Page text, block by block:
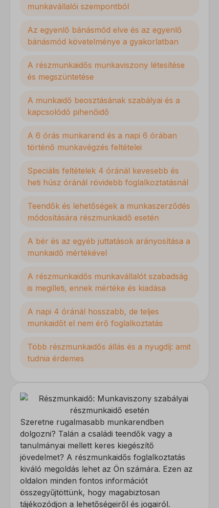
munkavállalói szempontból
Az egyenlő bánásmód elve és az egyenlő
bánásmód követelménye a gyakorlatban
A részmunkaidős munkaviszony létesítése
és megszüntetése
A munkaidő beosztásának szabályai és a
kapcsolódó pihenőidő
A 6 órás munkarend és a napi 6 órában
történő munkavégzés feltételei
Speciális feltételek 4 óránál kevesebb és
heti húsz óránál rövidebb foglalkoztatásnál
Teendők és lehetőségek a munkaszerződés
módosítására részmunkaidő esetén
A bér és az egyéb juttatások arányosítása a
munkaidő mértékével
A részmunkaidős munkavállalót szabadság
is megilleti, ennek mértéke és kiadása
A napi 4 óránál hosszabb, de teljes
munkaidőt el nem érő foglalkoztatás
Több részmunkaidős állás és a nyugdíj: amit
tudnia érdemes
Szeretne rugalmasabb munkarendben
dolgozni? Talán a családi teendők vagy a
tanulmányai mellett keres kiegészítő
jövedelmet? A részmunkaidős foglalkoztatás
kiváló megoldás lehet az Ön számára. Ezen az
oldalon minden fontos információt
összegyűjtöttünk, hogy magabiztosan
tájékozódjon a lehetőségeiről és jogairól.